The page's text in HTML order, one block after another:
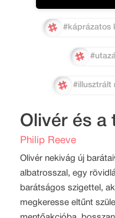
#káprázatos
#illusztrált
Olivér és a
Philip Reeve
Olivér nekivág új
albatrosszal, egy
barátságos szigettel,
megkeresse eltűnt